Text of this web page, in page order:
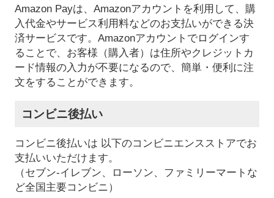
Amazon Payは、Amazonアカウントを利用して、購
入代金やサービス利用料などのお支払いができる決
済サービスです。Amazonアカウントでログインす
ることで、お客様（購入者）は住所やクレジットカ
ード情報の入力が不要になるので、簡単・便利に注
文をすることができます。
コンビニ後払い
コンビニ後払いは 以下のコンビニエンスストアでお
支払いいただけます。
（セブン-イレブン、ローソン、ファミリーマートな
ど全国主要コンビニ）